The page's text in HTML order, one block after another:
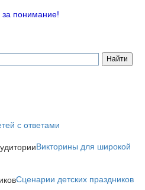
понимание!
с ответами
Викторины для широкой
Сценарии детских праздников